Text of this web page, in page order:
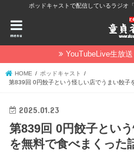
ポッドキャストで配信しているラジオ
menu
YouTubeLive生放
HOME
ポッドキャスト
第839回 0円餃子という怪しい店でうまい餃
2025.01.23
第839回 0円餃子とい
を無料で食べまくった